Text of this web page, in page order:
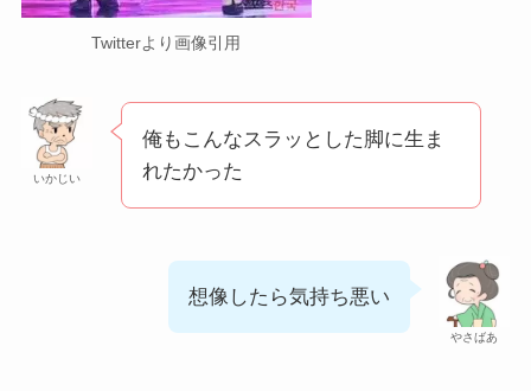
Twitterより画像引用
いかじい
俺もこんなスラッとした脚に生ま
れたかった
やさばあ
想像したら気持ち悪い